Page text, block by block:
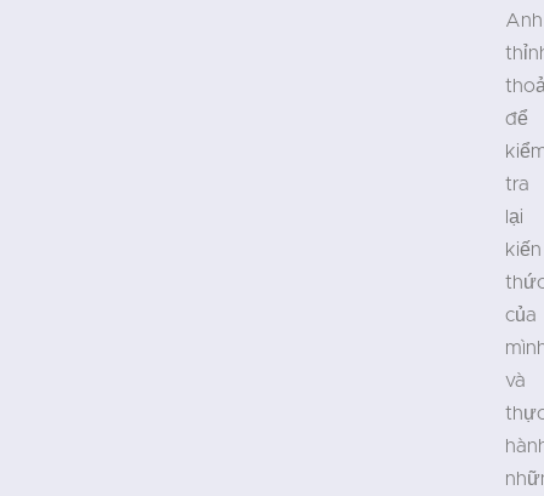
Anh
để
tra
lại
kiến
của
và